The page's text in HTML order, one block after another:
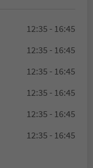
12:35 - 16:45
12:35 - 16:45
12:35 - 16:45
12:35 - 16:45
12:35 - 16:45
12:35 - 16:45